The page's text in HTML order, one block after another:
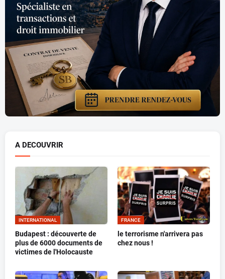
A DECOUVRIR
INTERNATIONAL
Budapest : découverte de
plus de 6000 documents de
victimes de l'Holocauste
FRANCE
le terrorisme n'arrivera pas
chez nous !